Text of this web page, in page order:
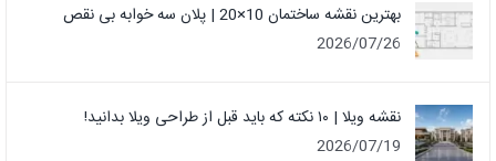
بهترین نقشه ساختمان 10×20 | پلان سه خوابه بی نقص
2026/07/26
نقشه ویلا | ۱۰ نکته که باید قبل از طراحی ویلا بدانید!
2026/07/19